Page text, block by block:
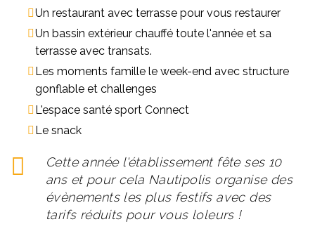
Un restaurant avec terrasse pour vous restaurer
Un bassin extérieur chauffé toute l'année et sa
terrasse avec transats.
Les moments famille le week-end avec structure
gonflable et challenges
L'espace santé sport Connect
Le snack
Cette année l'établissement fête ses 10
ans et pour cela Nautipolis organise des
évènements les plus festifs avec des
tarifs réduits pour vous loleurs !